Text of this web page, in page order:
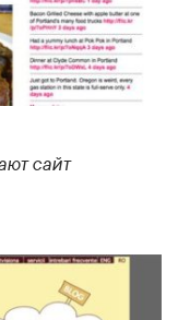
сайт